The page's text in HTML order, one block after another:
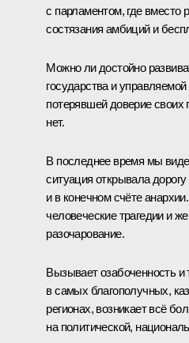
с парламентом, где вместо
состязания амбиций и
Можно ли достойно
государства и
потерявшей доверие своих
нет.
В последнее время мы
ситуация открывала
и в конечном счёте
человеческие трагедии и
разочарование.
Вызывает озабоченность
в самых благополучных,
регионах, возникает всё
на политической,